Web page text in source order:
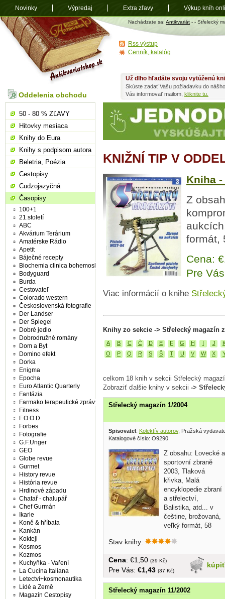
Antikvariát
shop.sk
Nachádzate sa: Antikvariát - - Střelecký
KNIŽNÍ TIP V
Kniha
Z
formát,
Cena:
Pre
Viac informácií o knihe
Knihy zo sekcie -> Střelecký magazín
A B C Č D E F G H I J
O
P Q R S Š T U V W X
celkom 18 knih v sekcii Střelecký
Zobraziť ďalšie knihy v sekcii ->
Střelecký magazín 1/2004
Spisovatel: Kolektív autorov, Pražská
Katalogové číslo: O9290
Z obsahu: Lovecké a
sportovní zbraně
2003, Tlaková
křivka, Malá
encyklopedie zbraní
a střelectví,
Balistika, atd... v
češtine, brožovaná,
veľký formát, 58
Stav knihy:
kúpiť
Cena: €1,50 (39 Kč)
Pre Vás: €1,43 (37 Kč)
Střelecký magazín 11/2002
Už dlho hľadáte svoju vytúženú
Skúste zadať Vašu požiadavku do
Vás informovať mailom, kliknite tu.
Oddelenia obchodu
50 - 80 % ZĽAVY
Hitovky mesiaca
Knihy do Eura
Knihy s podpisom autora
Beletria, Poézia
Cestopisy
Cudzojazyčná
Časopisy
100+1
21.století
ABC
Akvárium Terárium
Amatérske Rádio
Apetit
Báječné recepty
Biochemia clinica bohemoslovaca
Bodyguard
Burda
Cestovateľ
Colorado western
Československá fotografie
Der Landser
Der Spiegel
Dobré jedlo
Dobrodružné romány
Dom a Byt
Domino efekt
Dorka
Enigma
Epocha
Euro Atlantic Quarterly
Fantázia
Farmako terapeutické zprávy
Fitness
F.O.O.D.
Forbes
Fotografie
G.F.Unger
GEO
Globe revue
Gurmet
History revue
História revue
Hrdinové západu
Chatař - chalupář
Chef Gurmán
Ikarie
Koně & hříbata
Kankán
Koktejl
Kosmos
Kozmos
Kuchyňka - Vaření
La Cucina Italiana
Letectví+kosmonautika
Lidé a Země
Magazín Cestopisy
Rss výstup
Cenník, katalóg
Novinky Výpredaj Extra zľavy Výkup kníh